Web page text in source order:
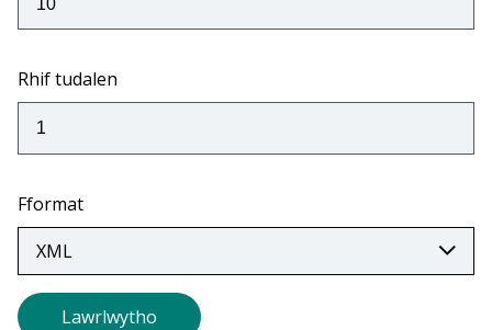
Rhif tudalen
Fformat
Lawrlwytho